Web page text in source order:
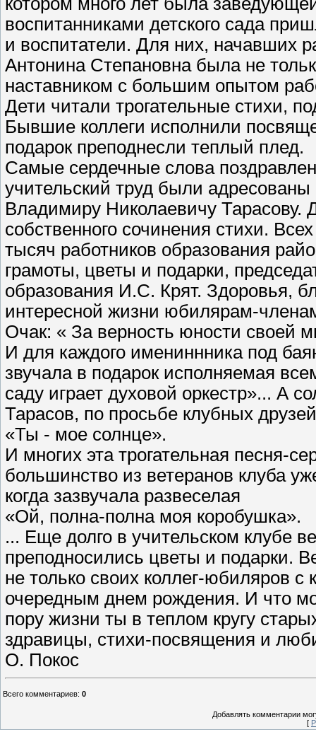
воспитанниками детского сада
и воспитатели. Для них, начавших
Антонина Степановна была не
наставником с большим опытом
Дети читали трогательные стихи,
Бывшие коллеги исполнили
подарок преподнесли теплый плед.
Самые сердечные слова
учительский труд были
Владимиру Николаевичу Тарасову.
собственного сочинения стихи.
тысяч работников образования
грамоты, цветы и подарки,
образования И.С. Крят. Здоровья,
интересной жизни юбилярам-
Очак: « За верность юности своей
И для каждого имениннника под
звучала в подарок исполняемая
саду играет духовой оркестр»... А
Тарасов, по просьбе клубных
«Ты - мое солнце».
И многих эта трогательная песня-
большинство из ветеранов клуба
когда зазвучала развеселая
«Ой, полна-полна моя коробушка».
... Еще долго в учительском клубе
преподносились цветы и подарки.
не только своих коллег-юбиляров с
очередным днем рождения. И что
пору жизни ты в теплом кругу
здравицы, стихи-посвящения и
О. Покос
Всего комментариев: 0
Добавлять комментарии
[